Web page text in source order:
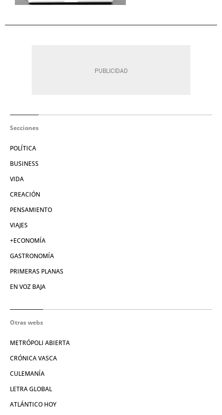
Secciones
POLÍTICA
BUSINESS
VIDA
CREACIÓN
PENSAMIENTO
VIAJES
+ECONOMÍA
GASTRONOMÍA
PRIMERAS PLANAS
EN VOZ BAJA
Otras webs
METRÓPOLI ABIERTA
CRÓNICA VASCA
CULEMANÍA
LETRA GLOBAL
ATLÁNTICO HOY